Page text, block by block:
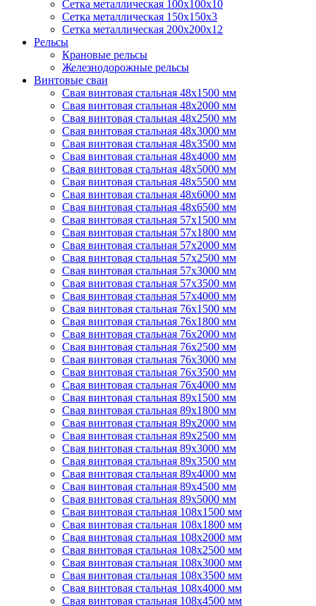
Сетка металлическая 100х100х10
Сетка металлическая 150х150х3
Сетка металлическая 200х200х12
Рельсы
Крановые рельсы
Железнодорожные рельсы
Винтовые сваи
Свая винтовая стальная 48х1500 мм
Свая винтовая стальная 48х2000 мм
Свая винтовая стальная 48х2500 мм
Свая винтовая стальная 48х3000 мм
Свая винтовая стальная 48х3500 мм
Свая винтовая стальная 48х4000 мм
Свая винтовая стальная 48х5000 мм
Свая винтовая стальная 48х5500 мм
Свая винтовая стальная 48х6000 мм
Свая винтовая стальная 48х6500 мм
Свая винтовая стальная 57х1500 мм
Свая винтовая стальная 57х1800 мм
Свая винтовая стальная 57х2000 мм
Свая винтовая стальная 57х2500 мм
Свая винтовая стальная 57х3000 мм
Свая винтовая стальная 57х3500 мм
Свая винтовая стальная 57х4000 мм
Свая винтовая стальная 76х1500 мм
Свая винтовая стальная 76х1800 мм
Свая винтовая стальная 76х2000 мм
Свая винтовая стальная 76х2500 мм
Свая винтовая стальная 76х3000 мм
Свая винтовая стальная 76х3500 мм
Свая винтовая стальная 76х4000 мм
Свая винтовая стальная 89х1500 мм
Свая винтовая стальная 89х1800 мм
Свая винтовая стальная 89х2000 мм
Свая винтовая стальная 89х2500 мм
Свая винтовая стальная 89х3000 мм
Свая винтовая стальная 89х3500 мм
Свая винтовая стальная 89х4000 мм
Свая винтовая стальная 89х4500 мм
Свая винтовая стальная 89х5000 мм
Свая винтовая стальная 108х1500 мм
Свая винтовая стальная 108х1800 мм
Свая винтовая стальная 108х2000 мм
Свая винтовая стальная 108х2500 мм
Свая винтовая стальная 108х3000 мм
Свая винтовая стальная 108х3500 мм
Свая винтовая стальная 108х4000 мм
Свая винтовая стальная 108х4500 мм